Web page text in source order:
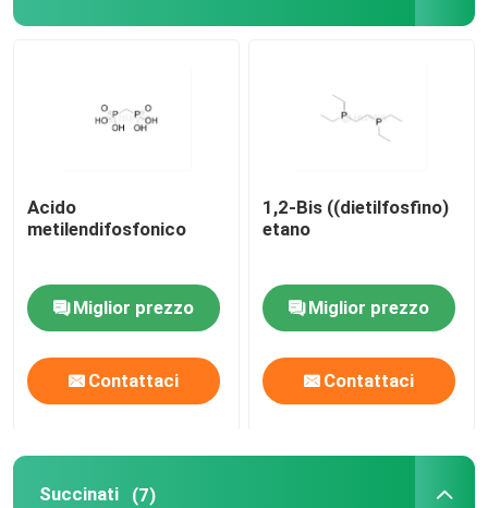
Fosforamiditi
Materiale grezzo mRNA
Succinati
Nucleosidi
Diagnosi Molecolare
Acido
metilendifosfonico
Miglior prezzo
Contattaci
1,2-Bis ((dietilfosfino)
etano
Miglior prezzo
Contattaci
Succinati (7)